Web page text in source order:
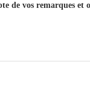
de vos remarques et